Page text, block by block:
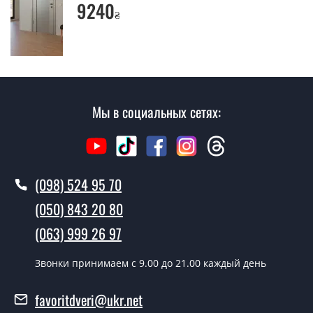
Да, делаем. Наши специалисты могут произвести
замера и консультации Вы можете оформить заявку
не посещая наш офис.
Сколько стоит вызвать замерщика?
Вы производите установку
межкомнатных дверей ТМ Фаворит?
Да производим. Монтаж межкомнатных дверей ТМ
Фаворит производится согласно очереди, во все дни
Сколько стоит установка дверей
9240₴
Мы в социальных сетях:
(098) 524 95 70
(050) 843 20 80
(063) 999 26 97
Звонки принимаем c 9.00 до 21.00 каждый день
favoritdveri@ukr.net